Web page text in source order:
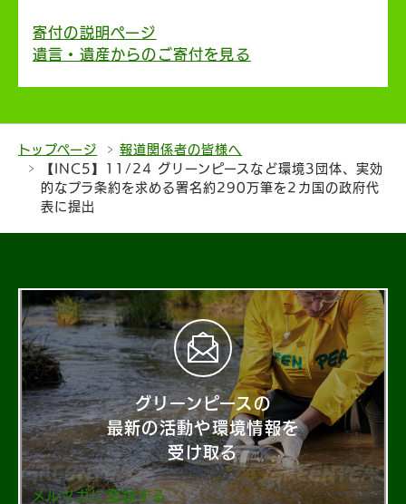
寄付の説明ページ
遺言・遺産からのご寄付を見る
トップページ
報道関係者の皆様へ
【INC5】11/24 グリーンピースなど環境3団体、実効
的なプラ条約を求める署名約290万筆を2カ国の政府代
表に提出
グリーンピースの
最新の活動や環境情報を
受け取る
メルマガに登録する